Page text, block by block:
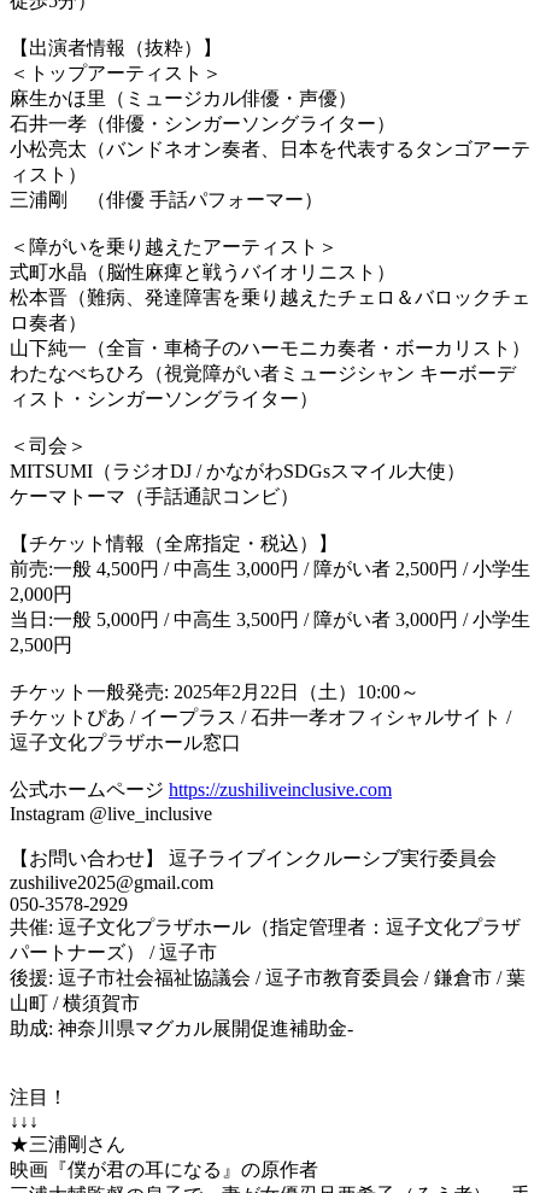
【出演者情報（抜粋）】
＜トップアーティスト＞
麻生かほ里（ミュージカル俳優・声優）
石井一孝（俳優・シンガーソングライター）
小松亮太（バンドネオン奏者、日本を代表するタンゴアーテ
ィスト）
三浦剛 （俳優 手話パフォーマー）
＜障がいを乗り越えたアーティスト＞
式町水晶（脳性麻痺と戦うバイオリニスト）
松本晋（難病、発達障害を乗り越えたチェロ＆バロックチェ
ロ奏者）
山下純一（全盲・車椅子のハーモニカ奏者・ボーカリスト）
わたなべちひろ（視覚障がい者ミュージシャン キーボーデ
ィスト・シンガーソングライター）
＜司会＞
MITSUMI（ラジオDJ / かながわSDGsスマイル大使）
ケーマトーマ（手話通訳コンビ）
【チケット情報（全席指定・税込）】
前売:一般 4,500円 / 中高生 3,000円 / 障がい者 2,500円 / 小学生
2,000円
当日:一般 5,000円 / 中高生 3,500円 / 障がい者 3,000円 / 小学生
2,500円
チケット一般発売: 2025年2月22日（土）10:00～
チケットぴあ / イープラス / 石井一孝オフィシャルサイト /
逗子文化プラザホール窓口
公式ホームページ https://zushiliveinclusive.com
Instagram @live_inclusive
【お問い合わせ】 逗子ライブインクルーシブ実行委員会
zushilive2025@gmail.com
050-3578-2929
共催: 逗子文化プラザホール（指定管理者：逗子文化プラザ
パートナーズ） / 逗子市
後援: 逗子市社会福祉協議会 / 逗子市教育委員会 / 鎌倉市 / 葉
山町 / 横須賀市
助成: 神奈川県マグカル展開促進補助金-
注目！
↓↓↓
★三浦剛さん
映画『僕が君の耳になる』の原作者